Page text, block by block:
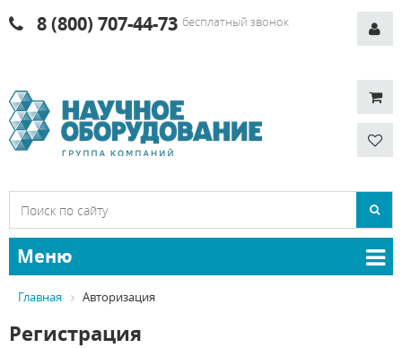
8 (800) 707-44-73 бесплатный звонок
Меню
Главная Авторизация
Регистрация